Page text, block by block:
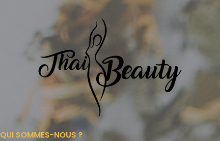
QUI SOMMES-NOUS ?